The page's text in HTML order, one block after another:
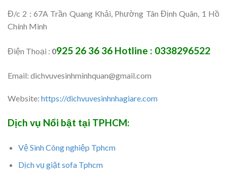
Đ/c 2 : 67A Trần Quang Khải, Phường Tân Định Quân, 1 Hồ
Chính Minh
Điện Thoại : 0925 26 36 36 Hotline : 0338296522
Email: dichvuvesinhminhquan@gmail.com
Website: https://dichvuvesinhnhagiare.com
Dịch vụ Nổi bật tại TPHCM:
Vệ Sinh Công nghiệp Tphcm
Dịch vụ giặt sofa Tphcm